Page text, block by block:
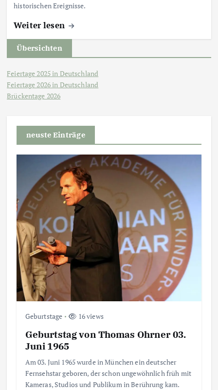
historischen Ereignisse.
Weiter lesen
Übersichten
Feiertage 2025 in Deutschland
Feiertage 2026 in Deutschland
Brückentage 2026
neuste Einträge
Geburtstage 16 views
Geburtstag von Thomas Ohrner 03.
Juni 1965
Am 03. Juni 1965 wurde in München ein deutscher
Fernsehstar geboren, der schon ungewöhnlich früh mit
Kameras, Studios und Publikum in Berührung kam.